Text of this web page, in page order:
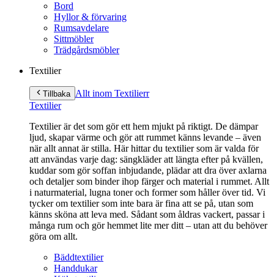
Bord
Hyllor & förvaring
Rumsavdelare
Sittmöbler
Trädgårdsmöbler
Textilier
Tillbaka Allt inom Textilierr
Textilier
Textilier är det som gör ett hem mjukt på riktigt. De dämpar
ljud, skapar värme och gör att rummet känns levande – även
när allt annat är stilla. Här hittar du textilier som är valda för
att användas varje dag: sängkläder att längta efter på kvällen,
kuddar som gör soffan inbjudande, plädar att dra över axlarna
och detaljer som binder ihop färger och material i rummet. Allt
i naturmaterial, lugna toner och former som håller över tid. Vi
tycker om textilier som inte bara är fina att se på, utan som
känns sköna att leva med. Sådant som åldras vackert, passar i
många rum och gör hemmet lite mer ditt – utan att du behöver
göra om allt.
Bäddtextilier
Handdukar